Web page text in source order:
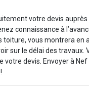
votre devis
connaissance à
vous montrera en
sur le délai des travaux.
votre devis. Envoyer à